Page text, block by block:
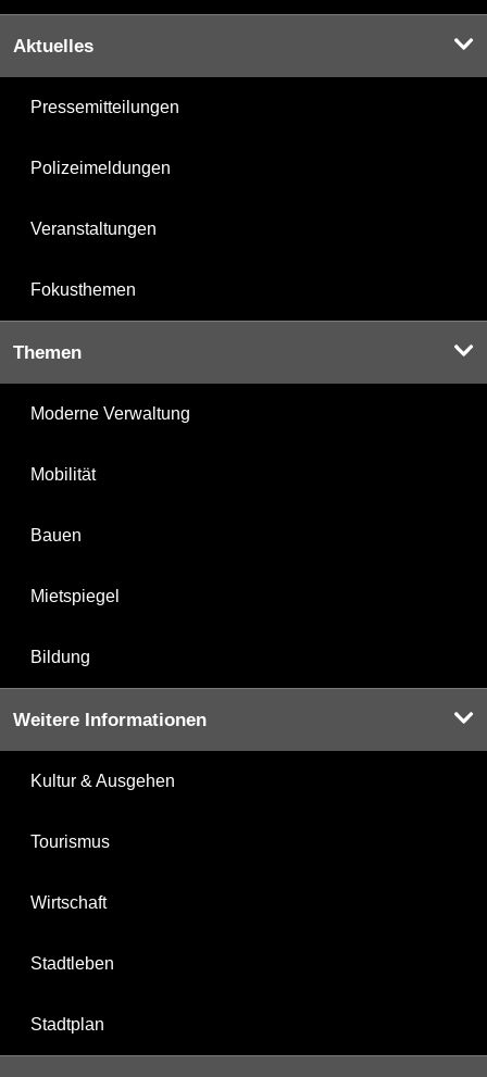
Aktuelles
Pressemitteilungen
Polizeimeldungen
Veranstaltungen
Fokusthemen
Themen
Moderne Verwaltung
Mobilität
Bauen
Mietspiegel
Bildung
Weitere Informationen
Kultur & Ausgehen
Tourismus
Wirtschaft
Stadtleben
Stadtplan